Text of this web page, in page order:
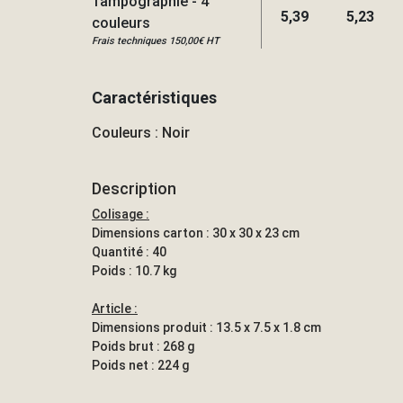
couleurs
Frais techniques 150,00€ HT
5,39 5,23
Caractéristiques
Couleurs : Noir
Description
Colisage :
Dimensions carton : 30 x 30 x 23 cm
Quantité : 40
Poids : 10.7 kg
Article :
Dimensions produit : 13.5 x 7.5 x 1.8 cm
Poids brut : 268 g
Poids net : 224 g